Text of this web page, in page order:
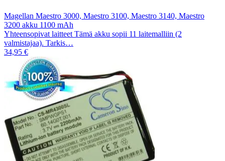
Magellan Maestro 3000, Maestro 3100, Maestro 3140, Maestro
3200 akku 1100 mAh
Yhteensopivat laitteet Tämä akku sopii 11 laitemalliin (2
valmistajaa). Tarkis…
34,95 €